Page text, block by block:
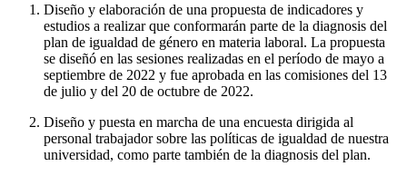
Diseño y elaboración de una propuesta de indicadores y
estudios a realizar que conformarán parte de la diagnosis del
plan de igualdad de género en materia laboral. La propuesta
se diseñó en las sesiones realizadas en el período de mayo a
septiembre de 2022 y fue aprobada en las comisiones del 13
de julio y del 20 de octubre de 2022.
Diseño y puesta en marcha de una encuesta dirigida al
personal trabajador sobre las políticas de igualdad de nuestra
universidad, como parte también de la diagnosis del plan.